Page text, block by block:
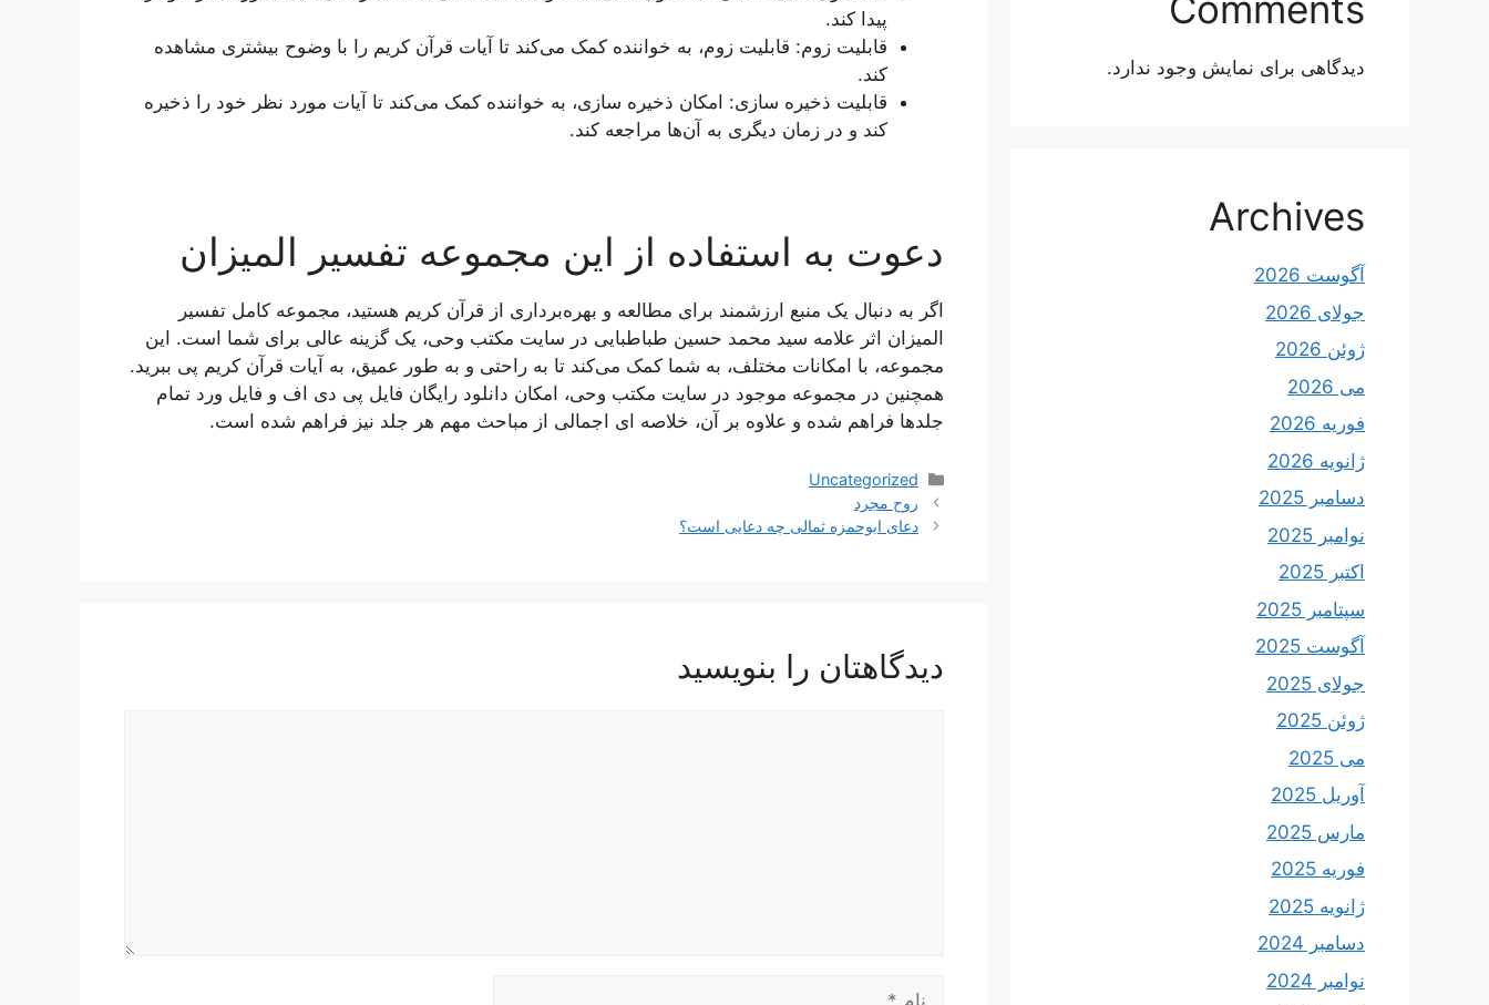
پیدا کند.
قابلیت زوم: قابلیت زوم، به خواننده کمک می‌کند تا آیات قرآن کریم را با وضوح بیشتری مشاهده
کند.
قابلیت ذخیره سازی: امکان ذخیره سازی، به خواننده کمک می‌کند تا آیات مورد نظر خود را ذخیره
کند و در زمان دیگری به آن‌ها مراجعه کند.
دعوت به استفاده از این مجموعه تفسیر المیزان
اگر به دنبال یک منبع ارزشمند برای مطالعه و بهره‌برداری از قرآن کریم هستید، مجموعه کامل تفسیر
المیزان اثر علامه سید محمد حسین طباطبایی در سایت مکتب وحی، یک گزینه عالی برای شما است. این
مجموعه، با امکانات مختلف، به شما کمک می‌کند تا به راحتی و به طور عمیق، به آیات قرآن کریم پی ببرید.
همچنین در مجموعه موجود در سایت مکتب وحی، امکان دانلود رایگان فایل پی دی اف و فایل ورد تمام
جلدها فراهم شده و علاوه بر آن، خلاصه ای اجمالی از مباحث مهم هر جلد نیز فراهم شده است.
دسته‌ها
Uncategorized
ناوبری
نوشته‌ها
روح مجرد
دعای ابوحمزه ثمالی چه دعایی است؟
دیدگاهتان را بنویسید
دیدگاهی برای نمایش وجود ندارد.
Archives
آگوست 2026
جولای 2026
ژوئن 2026
می 2026
فوریه 2026
ژانویه 2026
دسامبر 2025
نوامبر 2025
اکتبر 2025
سپتامبر 2025
آگوست 2025
جولای 2025
ژوئن 2025
می 2025
آوریل 2025
مارس 2025
فوریه 2025
ژانویه 2025
دسامبر 2024
نوامبر 2024